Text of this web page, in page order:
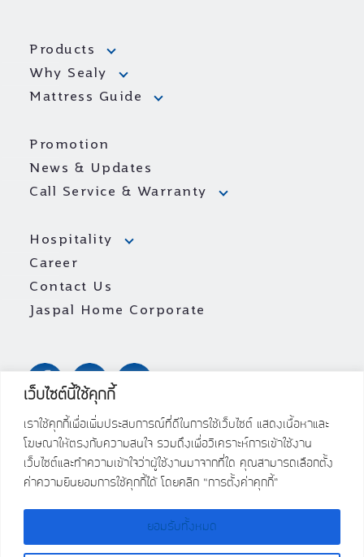
เว็บไซต์นี้ใช้คุกกี้
เราใช้คุกกี้เพื่อเพิ่มประสบการณ์ที่ดีในการใช้เว็บไซต์ แสดงเนื้อหาและ
โฆษณาให้ตรงกับความสนใจ รวมถึงเพื่อวิเคราะห์การเข้าใช้งาน
เว็บไซต์และทำความเข้าใจว่าผู้ใช้งานมาจากที่ใด คุณสามารถเลือกตั้ง
ค่าความยินยอมการใช้คุกกี้ได้ โดยคลิก “การตั้งค่าคุกกี้”
ยอมรับทั้งหมด
Products
Why Sealy
Mattress Guide
Promotion
News & Updates
Call Service & Warranty
Hospitality
Career
Contact Us
Jaspal Home Corporate